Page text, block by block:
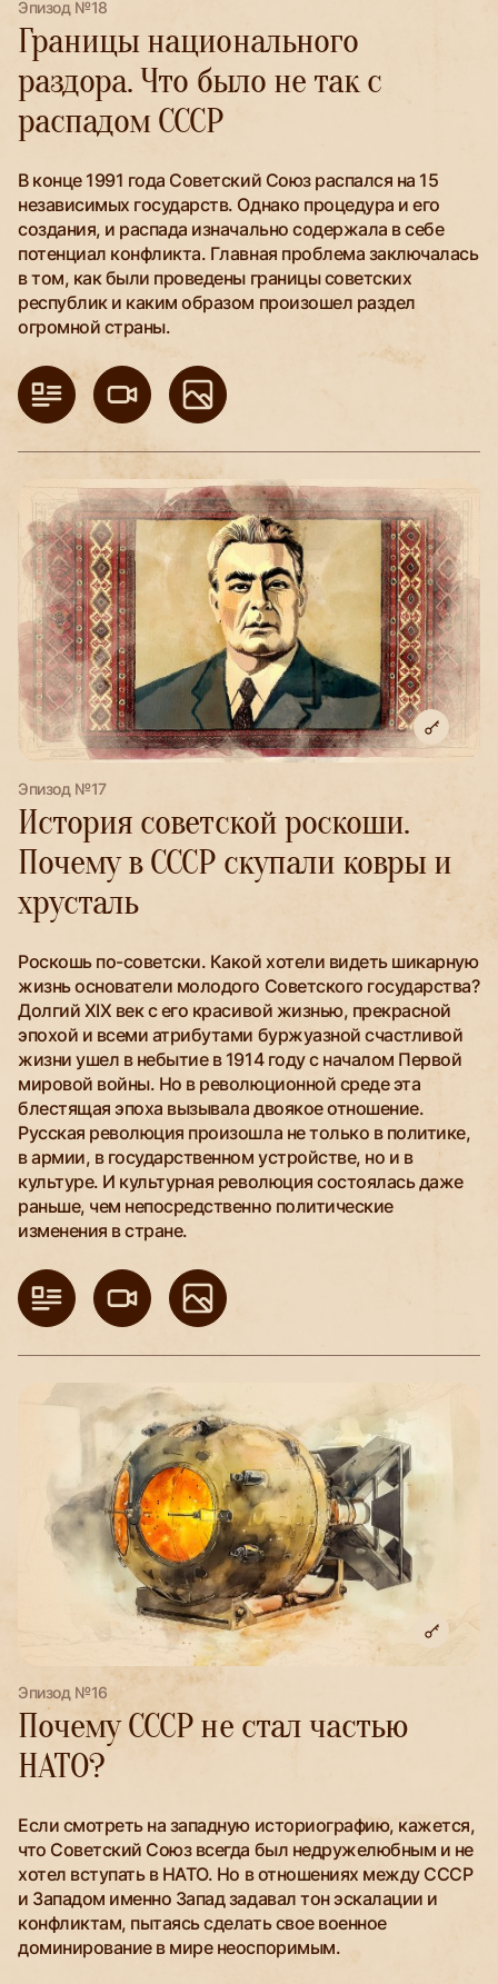
Эпизод №18
Границы национального
раздора. Что было не так с
распадом СССР
В конце 1991 года Советский Союз распался на 15
независимых государств. Однако процедура и его
создания, и распада изначально содержала в себе
потенциал конфликта. Главная проблема заключалась
в том, как были проведены границы советских
республик и каким образом произошел раздел
огромной страны.
Эпизод №17
История советской роскоши.
Почему в СССР скупали ковры и
хрусталь
Роскошь по-советски. Какой хотели видеть шикарную
жизнь основатели молодого Советского государства?
Долгий XIX век с его красивой жизнью, прекрасной
эпохой и всеми атрибутами буржуазной счастливой
жизни ушел в небытие в 1914 году с началом Первой
мировой войны. Но в революционной среде эта
блестящая эпоха вызывала двоякое отношение.
Русская революция произошла не только в политике,
в армии, в государственном устройстве, но и в
культуре. И культурная революция состоялась даже
раньше, чем непосредственно политические
изменения в стране.
Эпизод №16
Почему СССР не стал частью
НАТО?
Если смотреть на западную историографию, кажется,
что Советский Союз всегда был недружелюбным и не
хотел вступать в НАТО. Но в отношениях между СССР
и Западом именно Запад задавал тон эскалации и
конфликтам, пытаясь сделать свое военное
доминирование в мире неоспоримым.